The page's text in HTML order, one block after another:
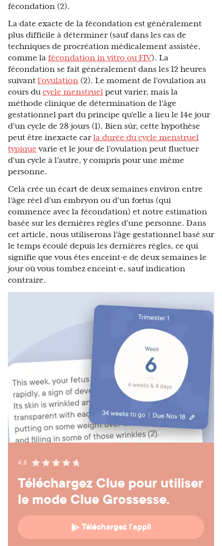
fécondation (2).
La date exacte de la fécondation est généralement
plus difficile à déterminer (sauf dans les cas de
techniques de procréation médicalement assistée,
comme la fécondation in vitro ou FIV). La
fécondation se fait généralement dans les 12 heures
suivant l'ovulation (2). Le moment de l'ovulation au
cours du cycle menstruel peut varier, mais la
méthode clinique de détermination de l'âge
gestationnel part du principe qu'elle a lieu le 14e jour
d'un cycle de 28 jours (1). Bien sûr, cette hypothèse
peut être inexacte carla durée du cycle menstruel
typique varie et le jour de l'ovulation peut fluctuer
d'un cycle à l'autre, y compris pour une même
personne.
Cela crée un écart de deux semaines environ entre
l'âge réel d'un embryon ou d'un fœtus (qui
commence avec la fécondation) et notre estimation
basée sur les dernières règles d'une personne. Dans
cet article, nous utiliserons l'âge gestationnel basé sur
le temps écoulé depuis les dernières règles, ce qui
signifie que vous êtes enceint·e de deux semaines le
jour où vous tombez enceint·e, sauf indication
contraire.
4.8
Téléchargez Clue pour utiliser
le mode Clue Grossesse.
Téléchargez l’appli